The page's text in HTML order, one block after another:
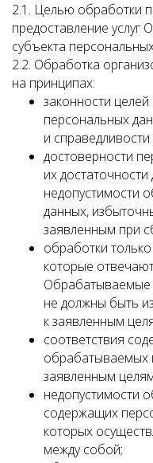
2.1. Целью обработки
предоставление
субъекта
2.2. Обработка
на принципах:
законности
персональных
и
достоверности
их
недопустимости
данных,
заявленным при
обработки
которые
Обрабатываемые
не должны быть
к заявленным
соответствия
обрабатываемых
заявленным
недопустимости
содержащих
которых
между собой;